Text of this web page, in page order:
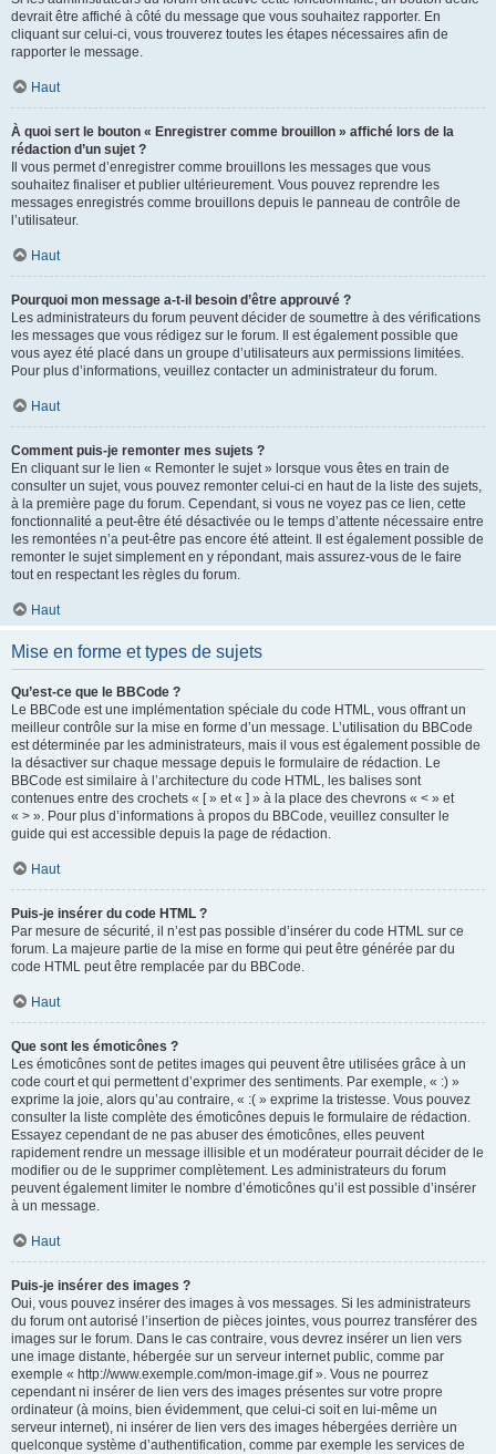
devrait être affiché à côté du message que vous souhaitez rapporter. En
cliquant sur celui-ci, vous trouverez toutes les étapes nécessaires afin de
rapporter le message.
Haut
À quoi sert le bouton « Enregistrer comme brouillon » affiché lors de la
rédaction d’un sujet ?
Il vous permet d’enregistrer comme brouillons les messages que vous
souhaitez finaliser et publier ultérieurement. Vous pouvez reprendre les
messages enregistrés comme brouillons depuis le panneau de contrôle de
l’utilisateur.
Haut
Pourquoi mon message a-t-il besoin d’être approuvé ?
Les administrateurs du forum peuvent décider de soumettre à des vérifications
les messages que vous rédigez sur le forum. Il est également possible que
vous ayez été placé dans un groupe d’utilisateurs aux permissions limitées.
Pour plus d’informations, veuillez contacter un administrateur du forum.
Haut
Comment puis-je remonter mes sujets ?
En cliquant sur le lien « Remonter le sujet » lorsque vous êtes en train de
consulter un sujet, vous pouvez remonter celui-ci en haut de la liste des sujets,
à la première page du forum. Cependant, si vous ne voyez pas ce lien, cette
fonctionnalité a peut-être été désactivée ou le temps d’attente nécessaire entre
les remontées n’a peut-être pas encore été atteint. Il est également possible de
remonter le sujet simplement en y répondant, mais assurez-vous de le faire
tout en respectant les règles du forum.
Haut
Mise en forme et types de sujets
Qu’est-ce que le BBCode ?
Le BBCode est une implémentation spéciale du code HTML, vous offrant un
meilleur contrôle sur la mise en forme d’un message. L’utilisation du BBCode
est déterminée par les administrateurs, mais il vous est également possible de
la désactiver sur chaque message depuis le formulaire de rédaction. Le
BBCode est similaire à l’architecture du code HTML, les balises sont
contenues entre des crochets « [ » et « ] » à la place des chevrons « < » et
« > ». Pour plus d’informations à propos du BBCode, veuillez consulter le
guide qui est accessible depuis la page de rédaction.
Haut
Puis-je insérer du code HTML ?
Par mesure de sécurité, il n’est pas possible d’insérer du code HTML sur ce
forum. La majeure partie de la mise en forme qui peut être générée par du
code HTML peut être remplacée par du BBCode.
Haut
Que sont les émoticônes ?
Les émoticônes sont de petites images qui peuvent être utilisées grâce à un
code court et qui permettent d’exprimer des sentiments. Par exemple, « :) »
exprime la joie, alors qu’au contraire, « :( » exprime la tristesse. Vous pouvez
consulter la liste complète des émoticônes depuis le formulaire de rédaction.
Essayez cependant de ne pas abuser des émoticônes, elles peuvent
rapidement rendre un message illisible et un modérateur pourrait décider de le
modifier ou de le supprimer complètement. Les administrateurs du forum
peuvent également limiter le nombre d’émoticônes qu’il est possible d’insérer
à un message.
Haut
Puis-je insérer des images ?
Oui, vous pouvez insérer des images à vos messages. Si les administrateurs
du forum ont autorisé l’insertion de pièces jointes, vous pourrez transférer des
images sur le forum. Dans le cas contraire, vous devrez insérer un lien vers
une image distante, hébergée sur un serveur internet public, comme par
exemple « http://www.exemple.com/mon-image.gif ». Vous ne pourrez
cependant ni insérer de lien vers des images présentes sur votre propre
ordinateur (à moins, bien évidemment, que celui-ci soit en lui-même un
serveur internet), ni insérer de lien vers des images hébergées derrière un
quelconque système d’authentification, comme par exemple les services de